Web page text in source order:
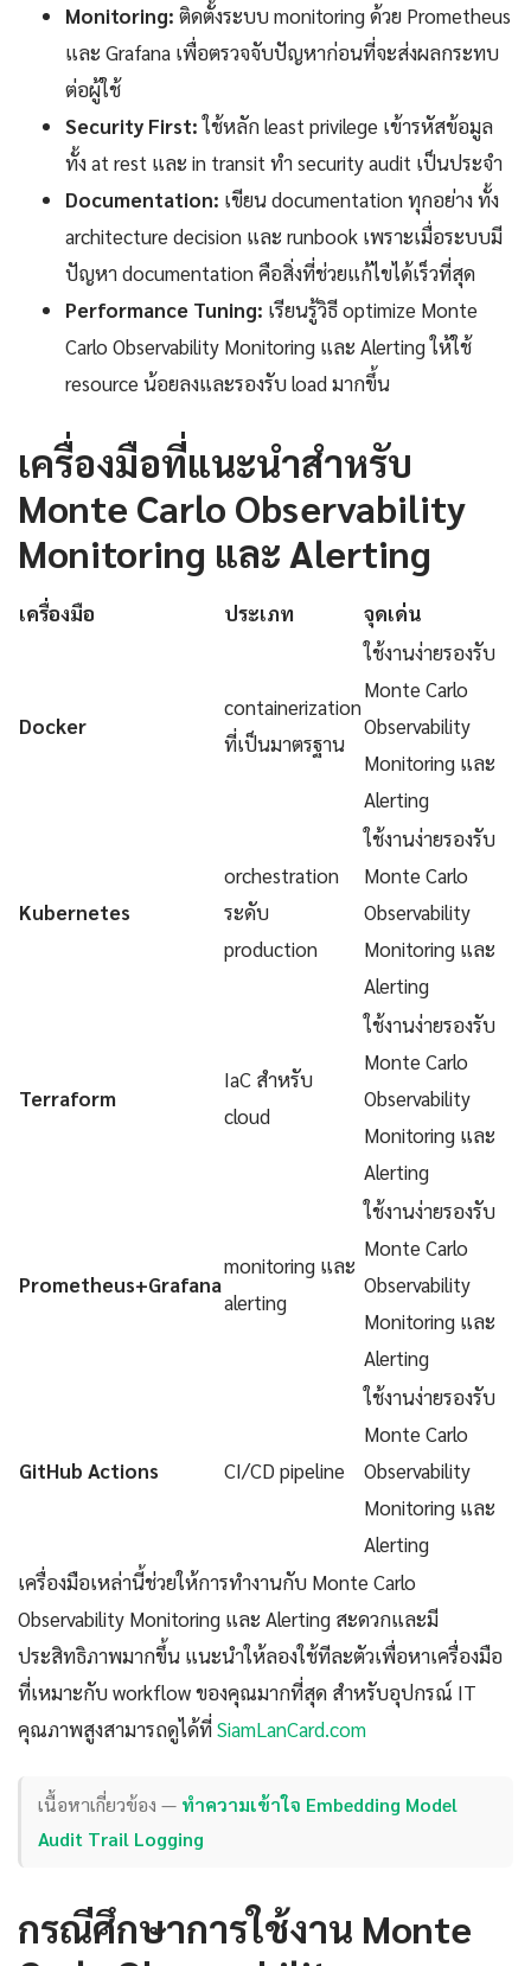
Monitoring: ติดตั้งระบบ monitoring ด้วย Prometheus
และ Grafana เพื่อตรวจจับปัญหาก่อนที่จะส่งผลกระทบ
ต่อผู้ใช้
Security First:ใช้หลัก least privilege เข้ารหัสข้อมูล
ทั้ง at rest และ in transit ทำ security audit เป็นประจำ
Documentation: เขียน documentation ทุกอย่าง ทั้ง
architecture decision และ runbook เพราะเมื่อระบบมี
ปัญหา documentation คือสิ่งที่ช่วยแก้ไขได้เร็วที่สุด
Performance Tuning: เรียนรู้วิธี optimize Monte
Carlo Observability Monitoring และ Alerting ให้ใช้
resource น้อยลงและรองรับ load มากขึ้น
เครื่องมือที่แนะนำสำหรับ
Monte Carlo Observability
Monitoring และ Alerting
เครื่องมือ ประเภท จุดเด่น
Docker
containerization
ที่เป็นมาตรฐาน
ใช้งานง่ายรองรับ
Monte Carlo
Observability
Monitoring และ
Alerting
Kubernetes
orchestration
ระดับ
production
ใช้งานง่ายรองรับ
Monte Carlo
Observability
Monitoring และ
Alerting
Terraform
IaC สำหรับ
cloud
ใช้งานง่ายรองรับ
Monte Carlo
Observability
Monitoring และ
Alerting
Prometheus+Grafana
monitoring และ
alerting
ใช้งานง่ายรองรับ
Monte Carlo
Observability
Monitoring และ
Alerting
GitHub Actions CI/CD pipeline
ใช้งานง่ายรองรับ
Monte Carlo
Observability
Monitoring และ
Alerting
เครื่องมือเหล่านี้ช่วยให้การทำงานกับ Monte Carlo
Observability Monitoring และ Alerting สะดวกและมี
ประสิทธิภาพมากขึ้น แนะนำให้ลองใช้ทีละตัวเพื่อหาเครื่องมือ
ที่เหมาะกับ workflow ของคุณมากที่สุด สำหรับอุปกรณ์ IT
คุณภาพสูงสามารถดูได้ที่SiamLanCard.com
เนื้อหาเกี่ยวข้อง — ทำความเข้าใจ Embedding Model
Audit Trail Logging
กรณีศึกษาการใช้งาน Monte